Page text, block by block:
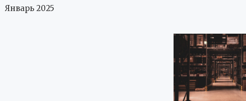
Январь 2025